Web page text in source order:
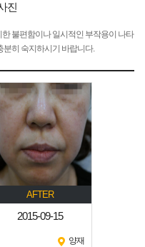
진
불편함이나 일시적인 부작용이 나타
분히 숙지하시기 바랍니다.
AFTER
2015-09-15
양재